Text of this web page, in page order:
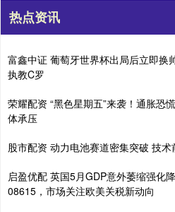
热点资讯
富鑫中证 葡萄牙世界杯出局后立即换
执教C罗
荣耀配资 “黑色星期五”来袭！通胀恐
体承压
股市配资 动力电池赛道密集突破 技
启盈优配 英国5月GDP意外萎缩强化
08615，市场关注欧美关税新动向